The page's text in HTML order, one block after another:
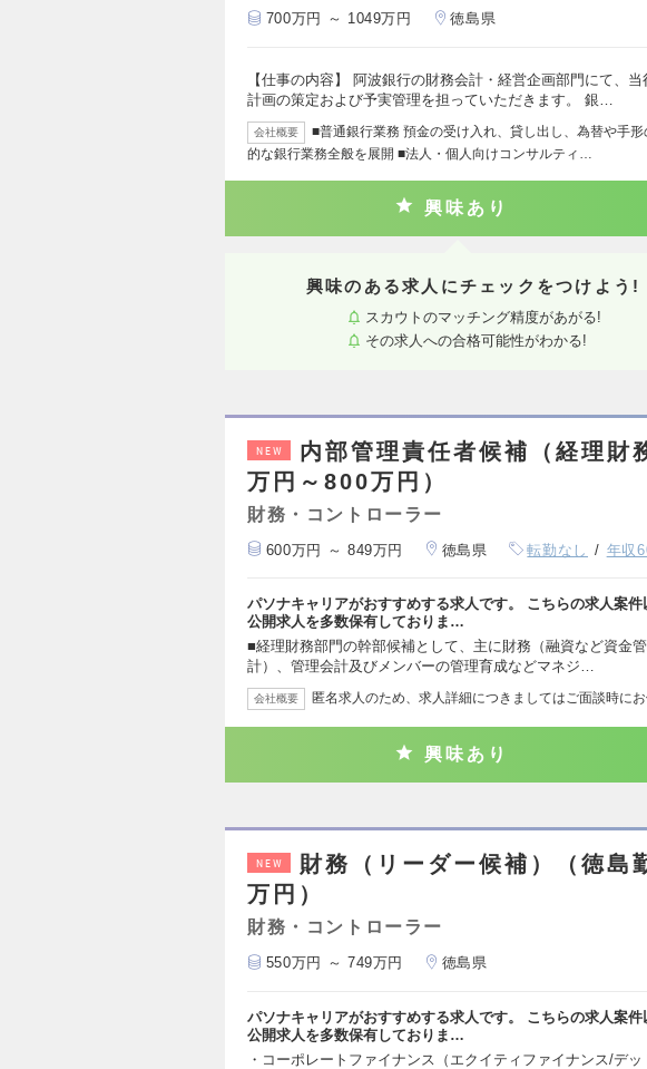
700万円 ～ 1049万円 徳島県
【仕事の内容】 阿波銀行の財務会計・経営企画部門にて、
計画の策定および予実管理を担っていただきます。 銀…
会社概要
■普通銀行業務 預金の受け入れ、貸し出し、為替や手
的な銀行業務全般を展開 ■法人・個人向けコンサルティ…
興味あり
興味のある求人にチェックをつけよう!
スカウトのマッチング精度があがる!
その求人への合格可能性がわかる!
NEW
内部管理責任者候補（経理財
万円～800万円）
財務・コントローラー
600万円 ～ 849万円 徳島県 転勤なし 年収
パソナキャリアがおすすめする求人です。 こちらの求人案
公開求人を多数保有しておりま…
■経理財務部門の幹部候補として、主に財務（融資など資金
計）、管理会計及びメンバーの管理育成などマネジ…
会社概要 匿名求人のため、求人詳細につきましてはご面談時にお
興味あり
NEW
財務（リーダー候補）（徳
万円）
財務・コントローラー
550万円 ～ 749万円 徳島県
パソナキャリアがおすすめする求人です。 こちらの求人案
公開求人を多数保有しておりま…
・コーポレートファイナンス（エクイティファイナンス/デ